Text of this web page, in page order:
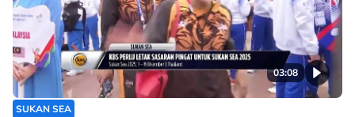
03:08
SUKAN SEA